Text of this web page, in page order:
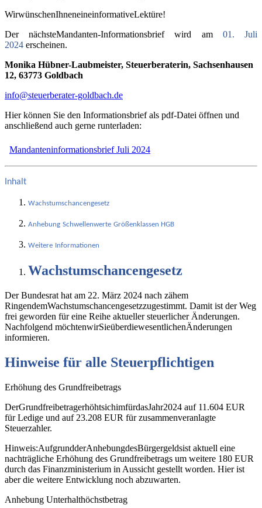
WirwünschenIhneneineinformativeLektüre!
Der nächsteMandanten-Informationsbrief wird am 01. Juli
2024 erscheinen.
Monika Hübner-Laubmeister, Steuerberaterin, Sachsenhausen
12, 63773 Goldbach
info@steuerberater-goldbach.de
Hier können Sie den Informationsbrief als pdf-Datei öffnen und
anschließend auch gerne runterladen:
Mandanteninformationsbrief Juli 2024
Inhalt
Wachstumschancengesetz
Anhebung Schwellenwerte Größenklassen HGB
Weitere Informationen
Wachstumschancengesetz
Der Bundesrat hat am 22. März 2024 nach zähem
RingendemWachstumschancengesetzzugestimmt. Damit ist der Weg
frei geworden für eine Reihe aktueller steuerlicher Änderungen.
Nachfolgend möchtenwirSieüberdiewesentlichenÄnderungen
informieren.
Hinweise für alle Steuerpflichtigen
Erhöhung des Grundfreibetrags
DerGrundfreibetragerhöhtsichimfürdasJahr2024 auf 11.604 EUR
für Ledige und auf 23.208 EUR für zusammenveranlagte
Steuerzahler.
Hinweis:AufgrundderAnhebungdesBürgergeldsist aktuell eine
nachträgliche Erhöhung des Grundfreibetrags um weitere 180 EUR
durch das Finanzministerium in Aussicht gestellt worden. Hier ist
aber die weitere Entwicklung noch abzuwarten.
Anhebung Unterhalthöchstbetrag